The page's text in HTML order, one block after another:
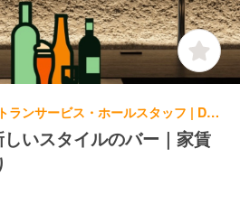
バル・バー, カフェ | レストランサービス・ホールスタッフ | DUNBAR
いスタイルのバー｜家賃